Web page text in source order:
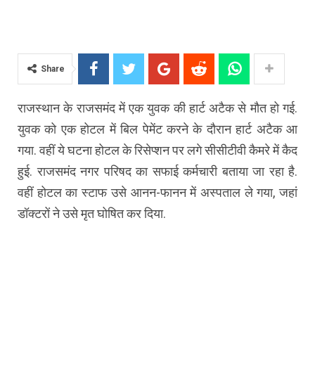
Share
राजस्थान के राजसमंद में एक युवक की हार्ट अटैक से मौत हो गई.
युवक को एक होटल में बिल पेमेंट करने के दौरान हार्ट अटैक आ
गया. वहीं ये घटना होटल के रिसेप्शन पर लगे सीसीटीवी कैमरे में कैद
हुई. राजसमंद नगर परिषद का सफाई कर्मचारी बताया जा रहा है.
वहीं होटल का स्टाफ उसे आनन-फानन में अस्पताल ले गया, जहां
डॉक्टरों ने उसे मृत घोषित कर दिया.